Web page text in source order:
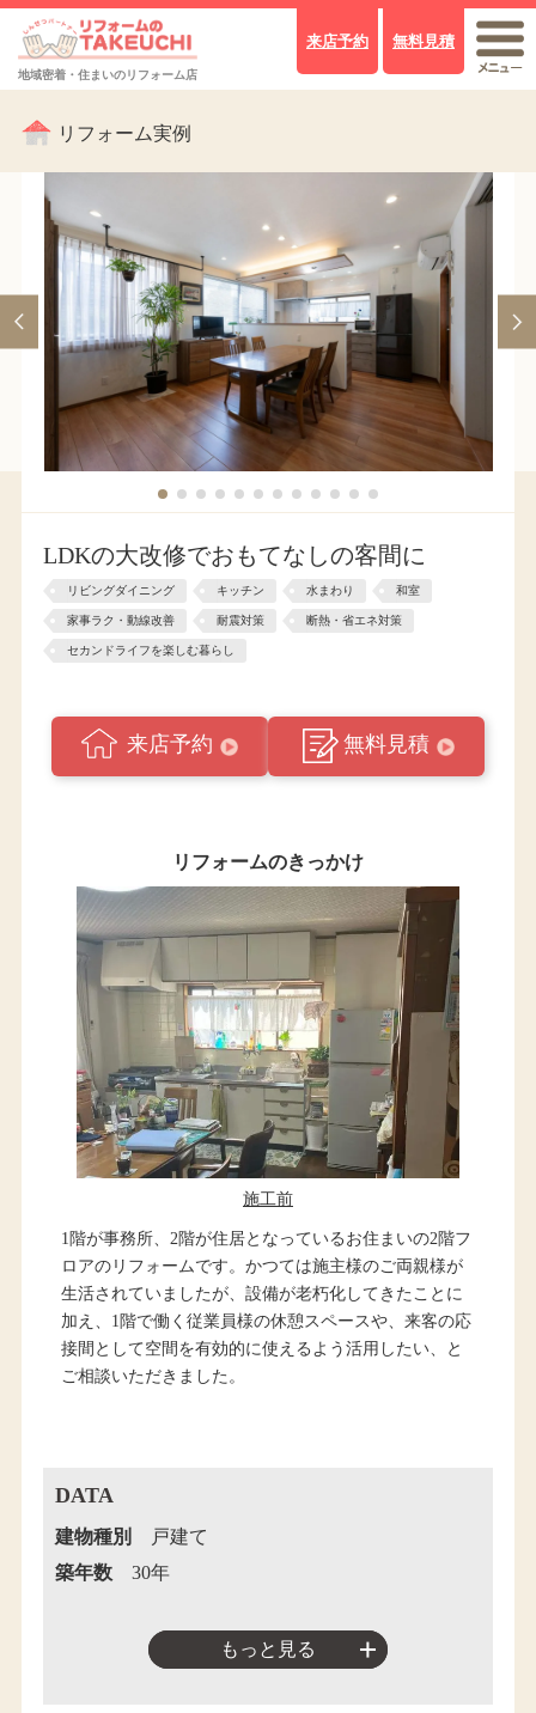
地域密着・住まいのリフォーム店
来店予約 無料見積
リフォーム実例
LDKの大改修でおもてなしの客間に
リビングダイニング キッチン 水まわり 和室
家事ラク・動線改善 耐震対策 断熱・省エネ対策
セカンドライフを楽しむ暮らし
来店予約 無料見積
リフォームのきっかけ
施工前
1階が事務所、2階が住居となっているお住まいの2階フ
ロアのリフォームです。かつては施主様のご両親様が
生活されていましたが、設備が老朽化してきたことに
加え、1階で働く従業員様の休憩スペースや、来客の応
接間として空間を有効的に使えるよう活用したい、と
ご相談いただきました。
DATA
建物種別
戸建て
築年数
30年
もっと見る